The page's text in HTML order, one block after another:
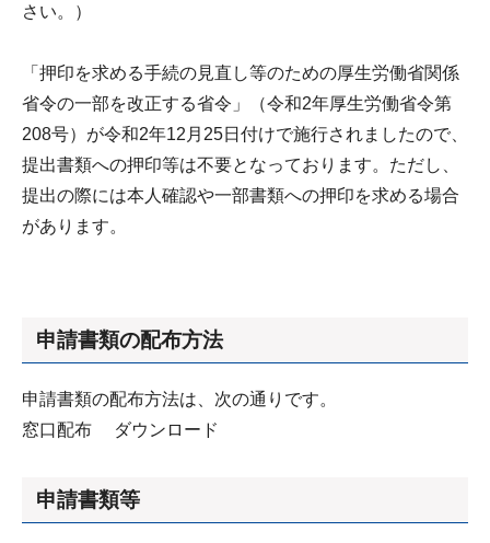
さい。）
「押印を求める手続の見直し等のための厚生労働省関係
省令の一部を改正する省令」（令和2年厚生労働省令第
208号）が令和2年12月25日付けで施行されましたので、
提出書類への押印等は不要となっております。ただし、
提出の際には本人確認や一部書類への押印を求める場合
があります。
申請書類の配布方法
申請書類の配布方法は、次の通りです。
窓口配布 ダウンロード
申請書類等